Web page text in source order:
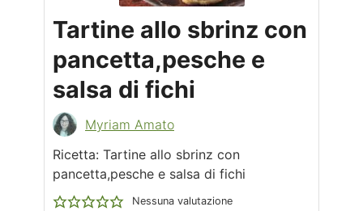
Tartine allo sbrinz con
pancetta,pesche e
salsa di fichi
Myriam Amato
Ricetta: Tartine allo sbrinz con
pancetta,pesche e salsa di fichi
Nessuna valutazione